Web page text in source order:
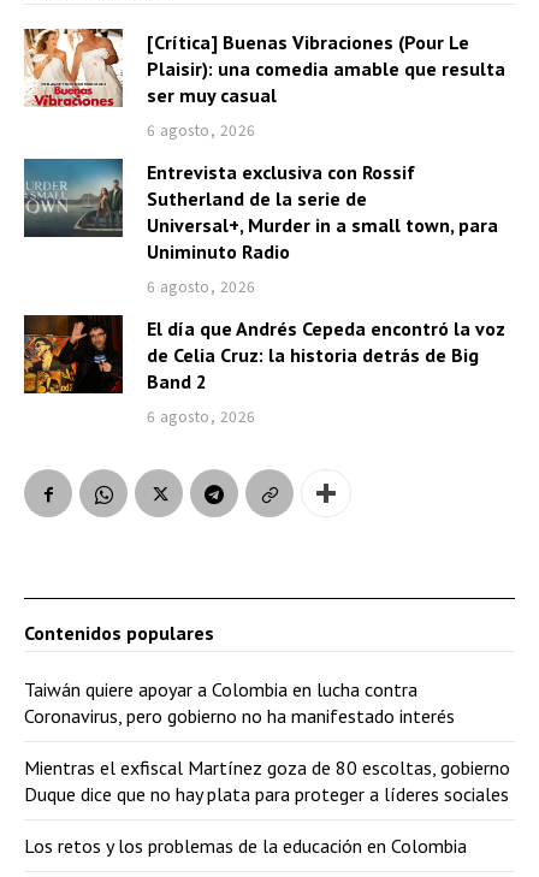
[Crítica] Buenas Vibraciones (Pour Le
Plaisir): una comedia amable que resulta
ser muy casual
6 agosto, 2026
Entrevista exclusiva con Rossif
Sutherland de la serie de
Universal+, Murder in a small town, para
Uniminuto Radio
6 agosto, 2026
El día que Andrés Cepeda encontró la voz
de Celia Cruz: la historia detrás de Big
Band 2
6 agosto, 2026
Contenidos populares
Taiwán quiere apoyar a Colombia en lucha contra
Coronavirus, pero gobierno no ha manifestado interés
Mientras el exfiscal Martínez goza de 80 escoltas, gobierno
Duque dice que no hay plata para proteger a líderes sociales
Los retos y los problemas de la educación en Colombia